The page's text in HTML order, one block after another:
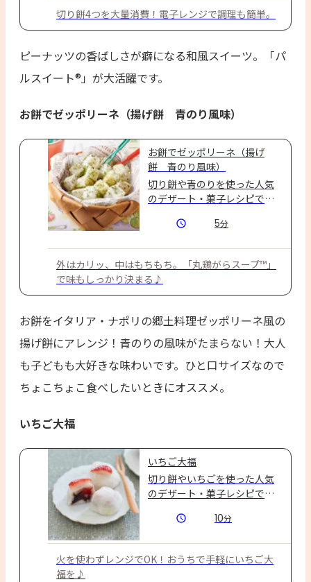
切り餅4つを大量消費！電子レンジで調理も簡単。
ピーナッツの香ばしさが癖になる和風スイーツ。「パ
ルスイート®」が大活躍です。
お餅でゼッポリーネ（揚げ餅 青のり風味）
お餅でゼッポリーネ（揚げ
餅 青のり風味）
切り餅や青のりを使った人気
のデザート・菓子レシピで
5分
外はカリッ、中はもちもち。「丸鶏がらスープ™」
で味もしっかり決まる♪
お餅をイタリア・ナポリの郷土料理ゼッポリーネ風の
揚げ餅にアレンジ！青のりの風味がたまらない！大人
も子どもも大好きな味わいです。ひと口サイズなので
ちょこちょこ食べしたいときにオススメ。
いちご大福
いちご大福
切り餅やいちごを使った人気
のデザート・菓子レシピで
10分
火を使わずレンジでOK！おうちで手軽にいちご大
福を♪